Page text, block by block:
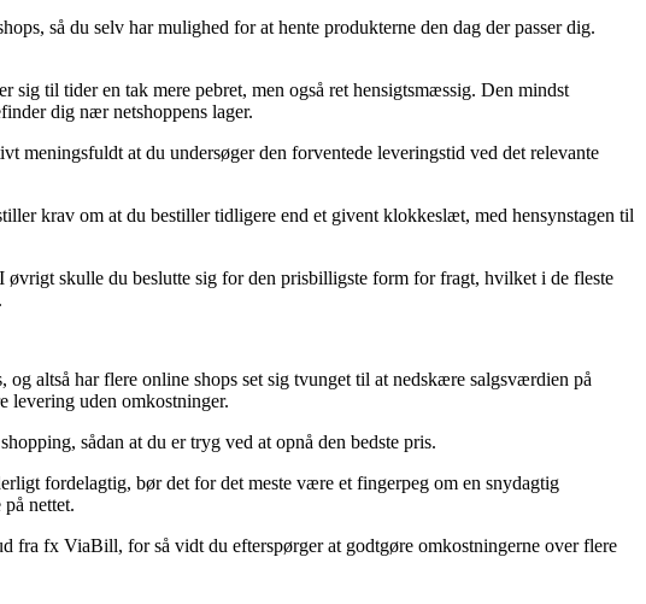
så du selv har mulighed for at hente produkterne den dag der passer dig.
til tider en tak mere pebret, men også ret hensigtsmæssig. Den mindst
dig nær netshoppens lager.
meningsfuldt at du undersøger den forventede leveringstid ved det relevante
krav om at du bestiller tidligere end et givent klokkeslæt, med hensynstagen til
skulle du beslutte sig for den prisbilligste form for fragt, hvilket i de fleste
altså har flere online shops set sig tvunget til at nedskære salgsværdien på
levering uden omkostninger.
sådan at du er tryg ved at opnå den bedste pris.
fordelagtig, bør det for det meste være et fingerpeg om en snydagtig
nettet.
fra fx ViaBill, for så vidt du efterspørger at godtgøre omkostningerne over flere